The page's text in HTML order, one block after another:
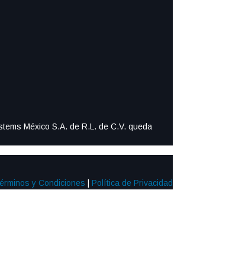
México S.A. de R.L. de C.V. queda
y Condiciones Política de Privacidad